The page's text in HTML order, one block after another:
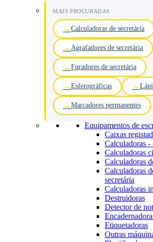
MAIS PROCURADAS
Calculadoras de secretária
Agrafadores de secretária
Furadores de secretária
Esferográficas
Marcadores permanentes
Equipamentos de
Caixas
Calculadoras -
Calculadoras
Calculadoras
Calculadoras
secretária
Calculadoras
Destruidoras
Detector de
Etiquetadoras
Outras